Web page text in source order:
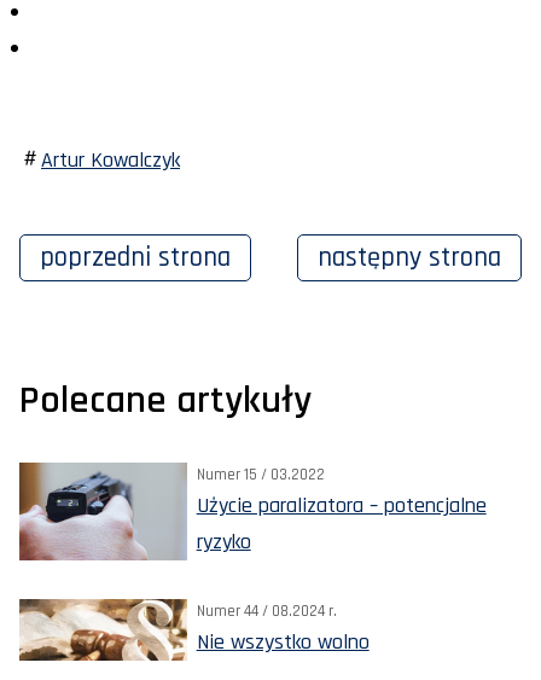
Artur Kowalczyk
poprzedni strona następny strona
Polecane artykuły
Numer 15 / 03.2022
Użycie paralizatora – potencjalne
ryzyko
Numer 44 / 08.2024 r.
Nie wszystko wolno